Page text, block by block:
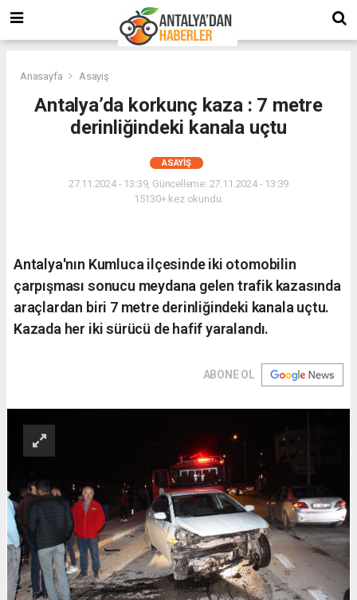
Anasayfa Asayiş
Antalya’da korkunç kaza : 7 metre
derinliğindeki kanala uçtu
ASAYIŞ
27.11.2024 - 13:39, Güncelleme: 27.11.2024 - 13:39
15130+ kez okundu.
Antalya'nın Kumluca ilçesinde iki otomobilin
çarpışması sonucu meydana gelen trafik kazasında
araçlardan biri 7 metre derinliğindeki kanala uçtu.
Kazada her iki sürücü de hafif yaralandı.
ABONE OL